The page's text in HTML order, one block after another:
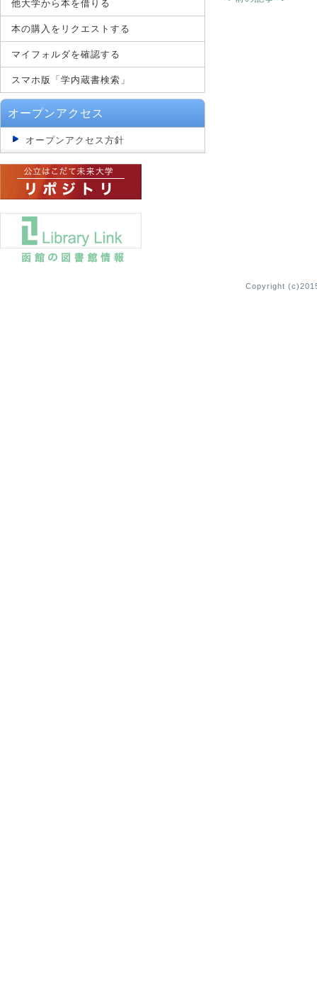
他大学から本を借りる
本の購入をリクエストする
マイフォルダを確認する
スマホ版「学内蔵書検索」
オープンアクセス
オープンアクセス方針
Copyright